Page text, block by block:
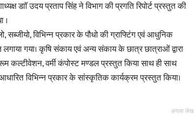
डाॉ उदय प्रताप सिंह ने विभाग की प्रगति रिपोर्ट प्रस्तुत की
।
सब्जीयो, विभिन्न प्रकार के पौधो की ग्राफ्टिंग एवं आधुनिक
गया। कृषि संकाय एवं अन्य संकाय के छात्र छात्राओं द्वारा
वर्मी कंपोस्ट मण्डल प्रस्तुत किया साथ ही साथ
विभिन्न प्रकार के सांस्कृतिक कार्यक्रम प्रस्तुत किया।
अगला लेख